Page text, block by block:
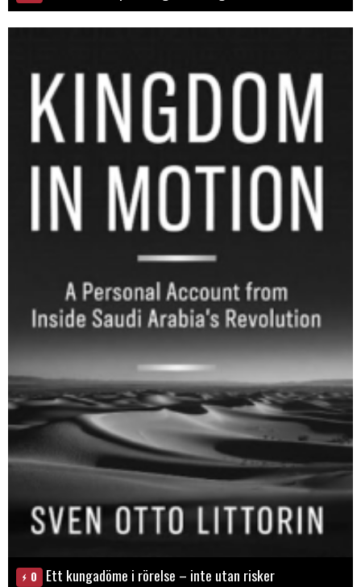
0 Ett kungadöme i rörelse – inte utan risker